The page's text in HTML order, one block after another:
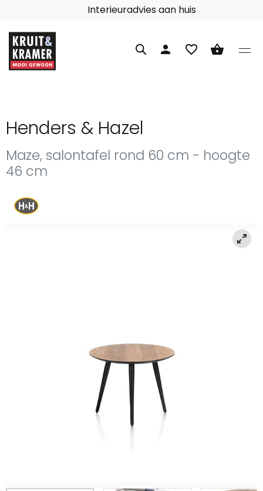
Interieuradvies aan huis
person favorite_border shopping_basket
Henders & Hazel
Maze, salontafel rond 60 cm - hoogte
46 cm